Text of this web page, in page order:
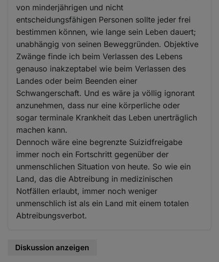
von minderjährigen und nicht
entscheidungsfähigen Personen sollte jeder frei
bestimmen können, wie lange sein Leben dauert;
unabhängig von seinen Beweggründen. Objektive
Zwänge finde ich beim Verlassen des Lebens
genauso inakzeptabel wie beim Verlassen des
Landes oder beim Beenden einer
Schwangerschaft. Und es wäre ja völlig ignorant
anzunehmen, dass nur eine körperliche oder
sogar terminale Krankheit das Leben unerträglich
machen kann.
Dennoch wäre eine begrenzte Suizidfreigabe
immer noch ein Fortschritt gegenüber der
unmenschlichen Situation von heute. So wie ein
Land, das die Abtreibung in medizinischen
Notfällen erlaubt, immer noch weniger
unmenschlich ist als ein Land mit einem totalen
Abtreibungsverbot.
Diskussion anzeigen